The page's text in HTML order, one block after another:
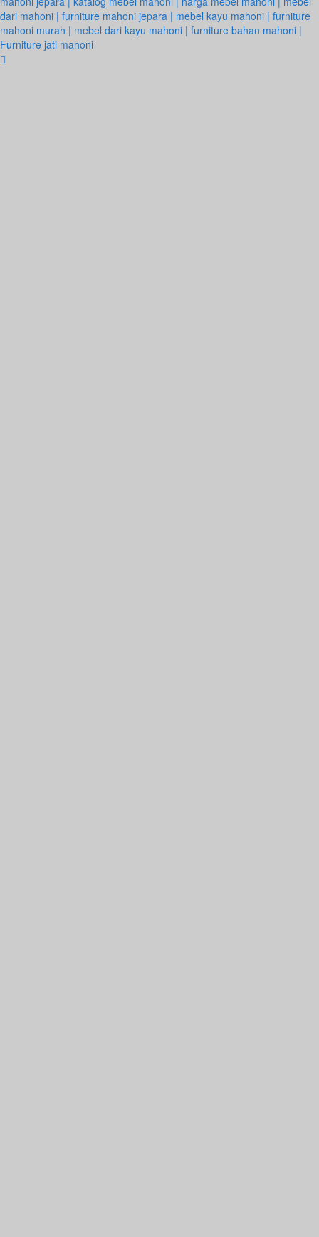
dari mahoni | furniture mahoni jepara | mebel kayu mahoni | furniture
mahoni murah | mebel dari kayu mahoni | furniture bahan mahoni |
Furniture jati mahoni